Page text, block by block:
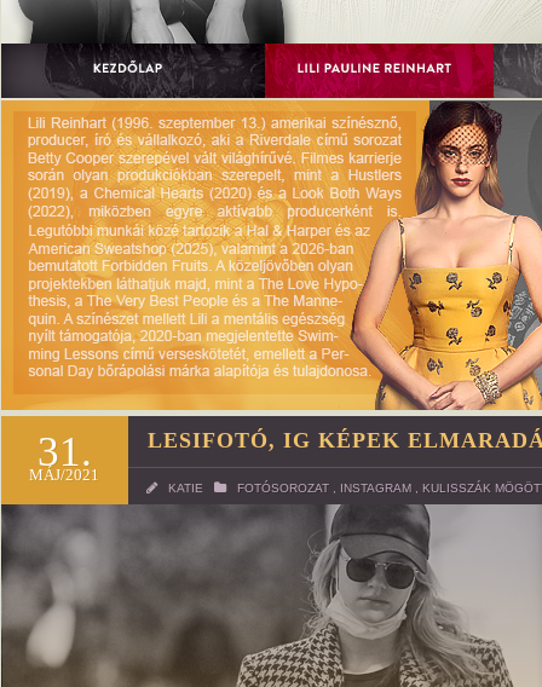
31.
MÁJ/2021
LESIFOTÓ, IG KÉPEK
KATIE FOTÓSOROZAT INSTAGRAM KULISSZÁK